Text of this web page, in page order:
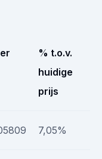
% t.o.v.
huidige
prijs
7,05%